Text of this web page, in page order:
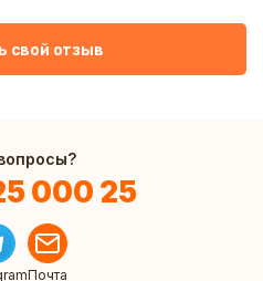
свой отзыв
000 25
Почта